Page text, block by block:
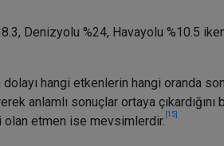
Denizyolu %24, Havayolu %10.5
hangi etkenlerin hangi oranda
anlamlı sonuçlar ortaya çıkardığını
etmen ise mevsimlerdir. [15]